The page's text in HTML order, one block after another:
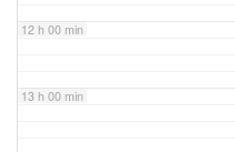
12 h 00 min
13 h 00 min